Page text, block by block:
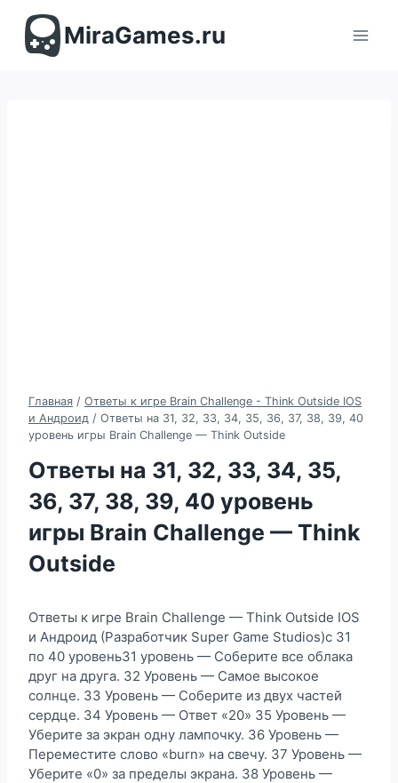
содержимомуMiraGames.ru
Главная / Ответы к игре Brain Challenge - Think Outside IOS
и Андроид / Ответы на 31, 32, 33, 34, 35, 36, 37, 38, 39, 40
уровень игры Brain Challenge — Think Outside
Ответы на 31, 32, 33, 34, 35,
36, 37, 38, 39, 40 уровень
игры Brain Challenge — Think
Outside
Ответы к игре Brain Challenge — Think Outside IOS
и Андроид (Разработчик Super Game Studios)с 31
по 40 уровень31 уровень — Соберите все облака
друг на друга. 32 Уровень — Самое высокое
солнце. 33 Уровень — Соберите из двух частей
сердце. 34 Уровень — Ответ «20» 35 Уровень —
Уберите за экран одну лампочку. 36 Уровень —
Переместите слово «burn» на свечу. 37 Уровень —
Уберите «0» за пределы экрана. 38 Уровень —